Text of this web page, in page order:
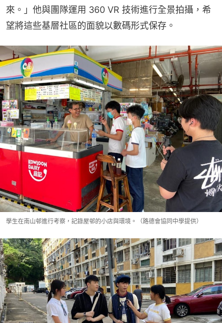
來。」他與團隊運用 360 VR 技術進行全景拍攝，希
望將這些基層社區的面貌以數碼形式保存。
學生在南山邨進行考察，記錄屋邨的小店與環境。（路德會協同中學提供）